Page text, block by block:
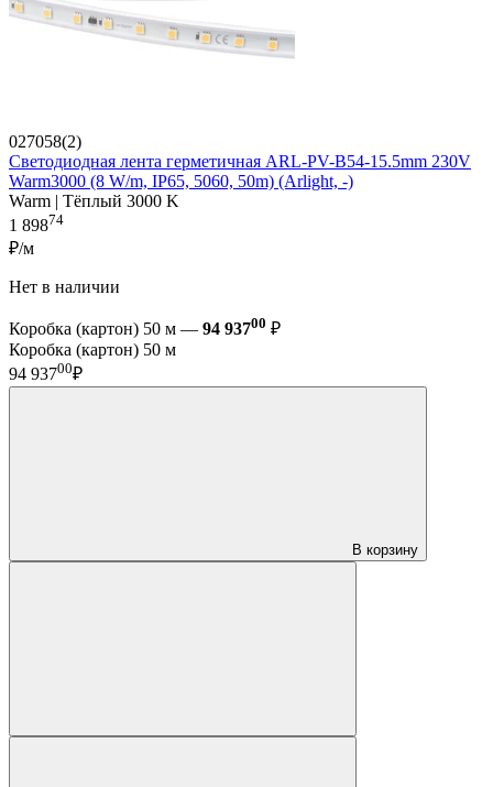
027058(2)
Светодиодная лента герметичная ARL-PV-B54-15.5mm 230V
Warm3000 (8 W/m, IP65, 5060, 50m) (Arlight, -)
Warm | Тёплый 3000 K
1 89874
₽/м
Нет в наличии
Коробка (картон) 50 м — 94 93700 ₽
Коробка (картон) 50 м
94 93700₽
В корзину